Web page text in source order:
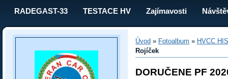
RADEGAST-33 TESTACE HV Zajímavosti
Úvod » Fotoalbum » HVCC
Rojíček
DORUČENE PF